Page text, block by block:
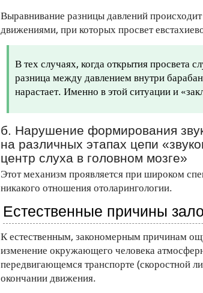
Выравнивание разницы давлений
движениями, при которых просвет
В тех случаях, когда открытия просвета
разница между давлением внутри
нарастает. Именно в этой ситуации и
б. Нарушение формирования
на различных этапах цепи
центр слуха в головном мозге»
Этот механизм проявляется при широком
никакого отношения отоларингологии.
Естественные причины
К естественным, закономерным причинам
изменение окружающего человека
передвигающемся транспорте (скоростной
окончании движения.